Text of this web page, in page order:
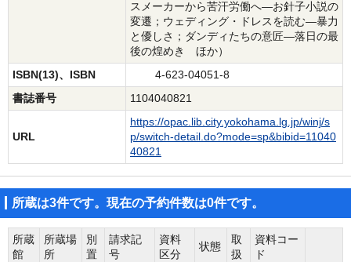
スメーカーから苦汗労働へ―お針子小説の
変遷；ウェディング・ドレスを読む―暴力
と優しさ；ダンディたちの意匠―落日の最
後の煌めき ほか）
ISBN(13)、ISBN
4-623-04051-8
書誌番号
1104040821
URL
https://opac.lib.city.yokohama.lg.jp/winj/s
p/switch-detail.do?mode=sp&bibid=11040
40821
所蔵は3件です。現在の予約件数は0件です。
所蔵
館
所蔵場
所
別
置
請求記
号
資料
区分
状態
取
扱
資料コー
ド